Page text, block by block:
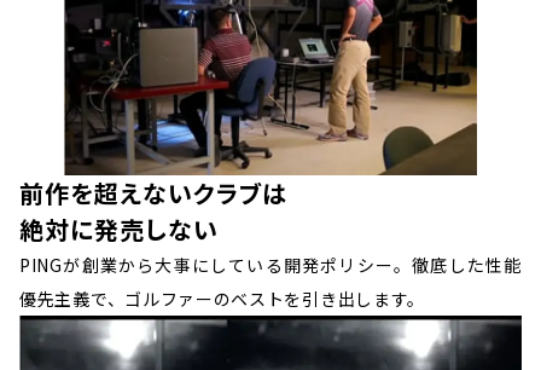
前作を超えないクラブは
絶対に発売しない
PINGが創業から大事にしている開発ポリシー。徹底した性能
優先主義で、ゴルファーのベストを引き出します。